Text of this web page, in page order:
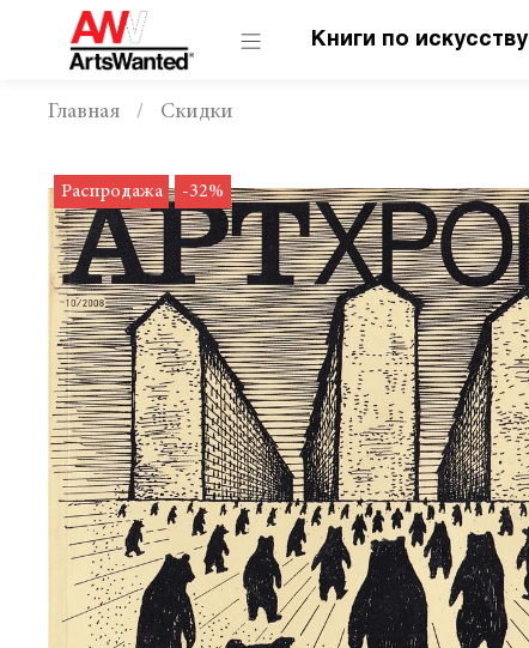
Книги по искусству
Главная Скидки
Распродажа -32%